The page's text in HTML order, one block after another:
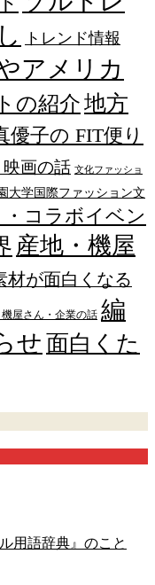
トレンド情報
アメリカ
の紹介地方
優子の FIT便り
画の話 文化ファッショ
大学国際ファッション文
コラボイベン
産地・機屋
材が面白くなる
屋さん・企業の話 編
せ 面白くた
用語辞典』のこと